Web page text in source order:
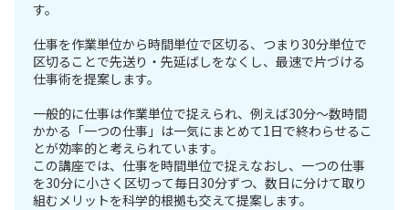
す。
仕事を作業単位から時間単位で区切る、つまり30分単位で
区切ることで先送り・先延ばしをなくし、最速で片づける
仕事術を提案します。
一般的に仕事は作業単位で捉えられ、例えば30分〜数時間
かかる「一つの仕事」は一気にまとめて1日で終わらせるこ
とが効率的と考えられています。
この講座では、仕事を時間単位で捉えなおし、一つの仕事
を30分に小さく区切って毎日30分ずつ、数日に分けて取り
組むメリットを科学的根拠も交えて提案します。